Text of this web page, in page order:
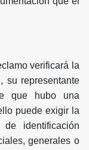
verificará la
su representante
que hubo una
puede exigir la
identificación
generales o